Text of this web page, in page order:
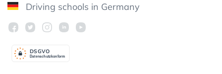
Driving schools in Germany
Datenschutzkonform
DSGVO